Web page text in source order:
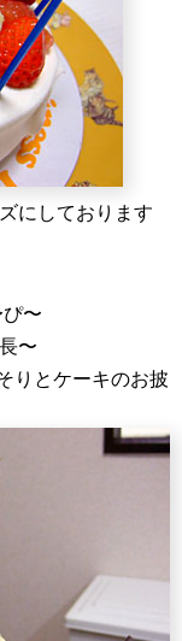
にしております
〜
〜
りとケーキのお披